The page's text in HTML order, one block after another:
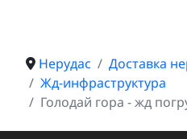
Нерудас
Доставка
Жд-инфраструктура
Голодай гора - жд